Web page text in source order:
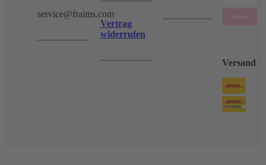
service@fraims.com
Vertrag
widerrufen
Versand